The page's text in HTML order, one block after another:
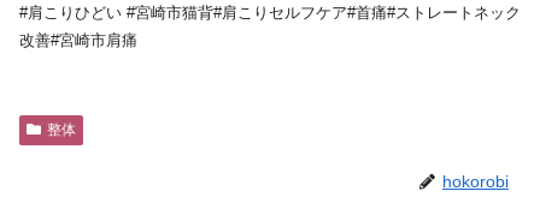
#肩こりひどい #宮崎市猫背#肩こりセルフケア#首痛#ストレートネック
改善#宮崎市肩痛
整体
hokorobi